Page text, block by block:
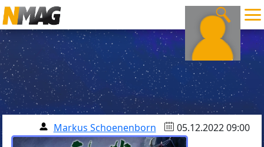
Markus Schoenenborn 05.12.2022 09:00